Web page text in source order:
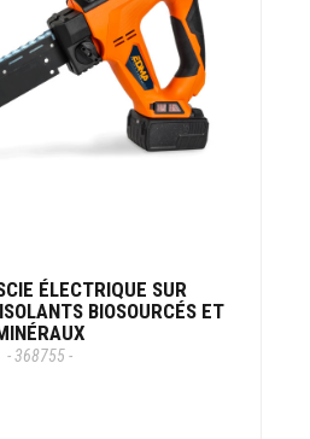
ÉLECTRIQUE SUR
BIOSOURCÉS ET
- 368755 -